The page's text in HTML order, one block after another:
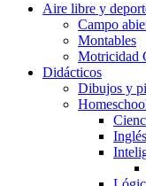
Aire libre y
Campo
Montables
Motricidad
Didácticos
Dibujos y
Inglés